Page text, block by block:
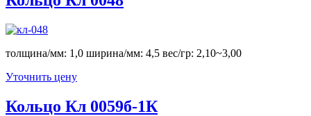
толщина/мм: 1,0 ширина/мм: 4,5 вес/гр: 2,10~3,00
Уточнить цену
Кольцо Кл 0059б-1К